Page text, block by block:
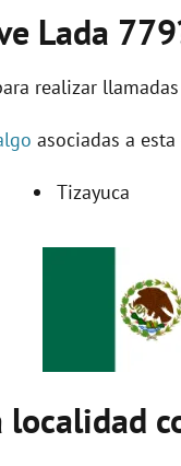
Lada
realizar
asociadas a
Tizayuca